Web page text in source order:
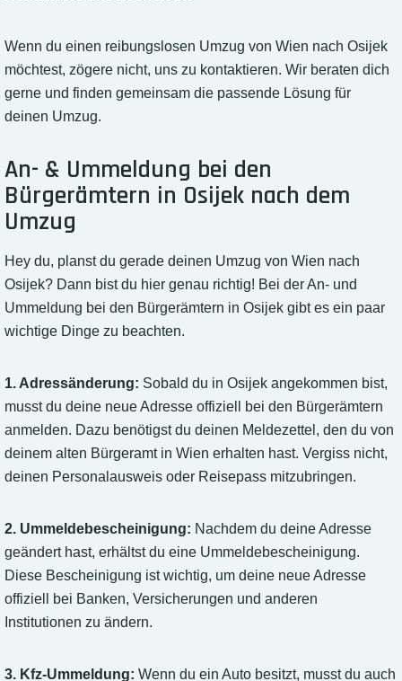
Wenn du einen reibungslosen Umzug von Wien nach Osijek
möchtest, zögere nicht, uns zu kontaktieren. Wir beraten dich
gerne und finden gemeinsam die passende Lösung für
deinen Umzug.
An- & Ummeldung bei den
Bürgerämtern in Osijek nach dem
Umzug
Hey du, planst du gerade deinen Umzug von Wien nach
Osijek? Dann bist du hier genau richtig! Bei der An- und
Ummeldung bei den Bürgerämtern in Osijek gibt es ein paar
wichtige Dinge zu beachten.
1. Adressänderung: Sobald du in Osijek angekommen bist,
musst du deine neue Adresse offiziell bei den Bürgerämtern
anmelden. Dazu benötigst du deinen Meldezettel, den du von
deinem alten Bürgeramt in Wien erhalten hast. Vergiss nicht,
deinen Personalausweis oder Reisepass mitzubringen.
2. Ummeldebescheinigung: Nachdem du deine Adresse
geändert hast, erhältst du eine Ummeldebescheinigung.
Diese Bescheinigung ist wichtig, um deine neue Adresse
offiziell bei Banken, Versicherungen und anderen
Institutionen zu ändern.
3. Kfz-Ummeldung: Wenn du ein Auto besitzt, musst du auch